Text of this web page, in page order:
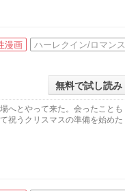
漫画 ハーレクイン/ロマンス
無料で試し読み
へとやって来た。会ったことも
祝うクリスマスの準備を始めた